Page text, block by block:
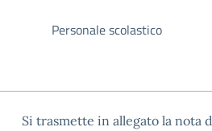
Personale scolastico
Si trasmette in allegato la nota